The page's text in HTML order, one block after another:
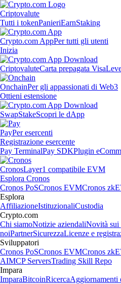
Criptovalute
Tutti i tokenPanieriEarnStaking
Crypto.com AppPer tutti gli utenti
Inizia
CriptovaluteCarta prepagata Visa
OnchainPer gli appassionati di Web3
Ottieni estensione
SwapStakeScopri le dApp
PayPer esercenti
Registrazione esercente
Pay TerminalPay SDKPlugin
CronosLayer1 compatibile EVM
Esplora Cronos
Cronos PoSCronos EVMCronos
Esplora
AffiliazioneIstituzionaliCustodia
Crypto.com
Chi siamoNotizie aziendaliNovità sui
noiPartnerSicurezzaLicenze e
Sviluppatori
Cronos PoSCronos EVMCronos
AIMCP ServersTrading Skill Repo
Impara
ImparaBitcoinRicercaAggiornamenti